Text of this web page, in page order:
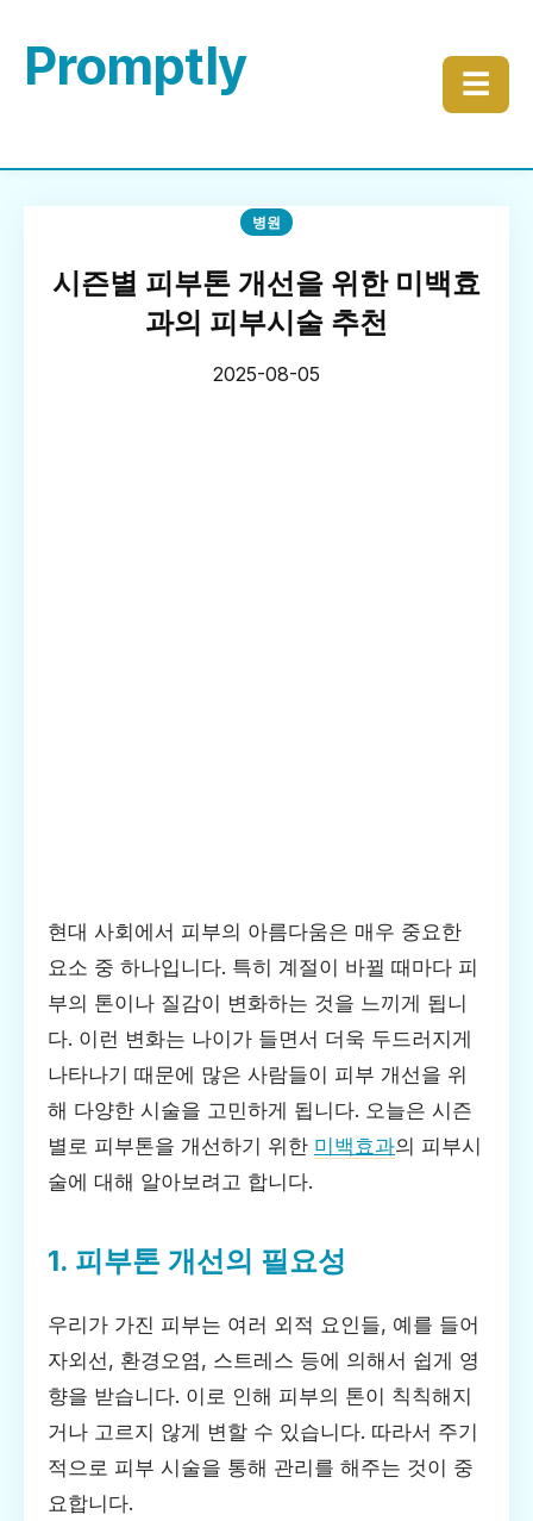
Promptly ☰
병원
시즌별 피부톤 개선을 위한 미백효
과의 피부시술 추천
2025-08-05
현대 사회에서 피부의 아름다움은 매우 중요한
요소 중 하나입니다. 특히 계절이 바뀔 때마다 피
부의 톤이나 질감이 변화하는 것을 느끼게 됩니
다. 이런 변화는 나이가 들면서 더욱 두드러지게
나타나기 때문에 많은 사람들이 피부 개선을 위
해 다양한 시술을 고민하게 됩니다. 오늘은 시즌
별로 피부톤을 개선하기 위한 미백효과의 피부시
술에 대해 알아보려고 합니다.
1. 피부톤 개선의 필요성
우리가 가진 피부는 여러 외적 요인들, 예를 들어
자외선, 환경오염, 스트레스 등에 의해서 쉽게 영
향을 받습니다. 이로 인해 피부의 톤이 칙칙해지
거나 고르지 않게 변할 수 있습니다. 따라서 주기
적으로 피부 시술을 통해 관리를 해주는 것이 중
요합니다.